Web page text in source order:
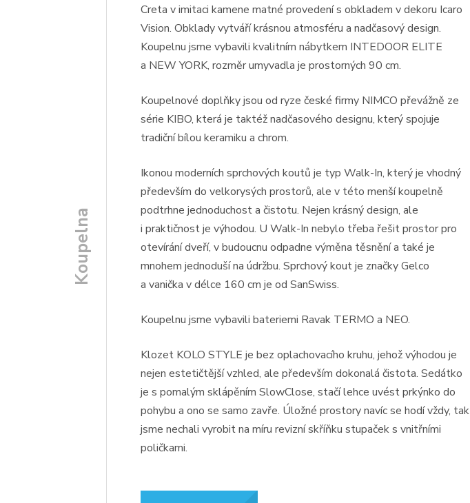
Koupelna
Creta v imitaci kamene matné provedení s obkladem v dekoru Icaro
Vision. Obklady vytváří krásnou atmosféru a nadčasový design.
Koupelnu jsme vybavili kvalitním nábytkem INTEDOOR ELITE
a NEW YORK, rozměr umyvadla je prostorných 90 cm.
Koupelnové doplňky jsou od ryze české firmy NIMCO převážně ze
série KIBO, která je taktéž nadčasového designu, který spojuje
tradiční bílou keramiku a chrom.
Ikonou moderních sprchových koutů je typ Walk-In, který je vhodný
především do velkorysých prostorů, ale v této menší koupelně
podtrhne jednoduchost a čistotu. Nejen krásný design, ale
i praktičnost je výhodou. U Walk-In nebylo třeba řešit prostor pro
otevírání dveří, v budoucnu odpadne výměna těsnění a také je
mnohem jednoduší na údržbu. Sprchový kout je značky Gelco
a vanička v délce 160 cm je od SanSwiss.​
Koupelnu jsme vybavili bateriemi Ravak TERMO a NEO.
Klozet KOLO STYLE je bez oplachovacího kruhu, jehož výhodou je
nejen estetičtější vzhled, ale především dokonalá čistota. Sedátko
je s pomalým sklápěním SlowClose, stačí lehce uvést prkýnko do
pohybu a ono se samo zavře. Úložné prostory navíc se hodí vždy, tak
jsme nechali vyrobit na míru revizní skříňku stupaček s vnitřními
poličkami.